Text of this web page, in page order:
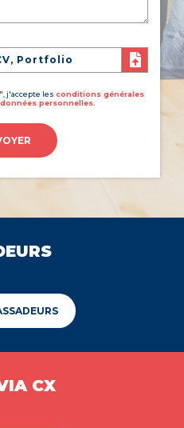
Portfolio
j'accepte les conditions générales
personnelles.
CX